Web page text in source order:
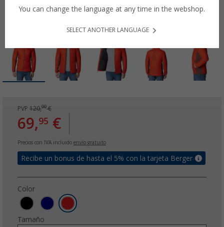
PVP 120,00€
69,95 €
Precios con IVA incluido envío gratuito
Recibe un bonus de hasta el 5% con la tarjeta Berger
Color
Tamaño
You can change the language at any time in the webshop.
SELECT ANOTHER LANGUAGE